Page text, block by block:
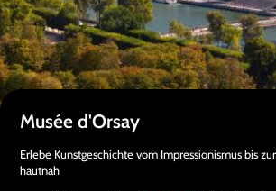
Musée d'Orsay
Erlebe Kunstgeschichte vom Impressionismus bis
hautnah